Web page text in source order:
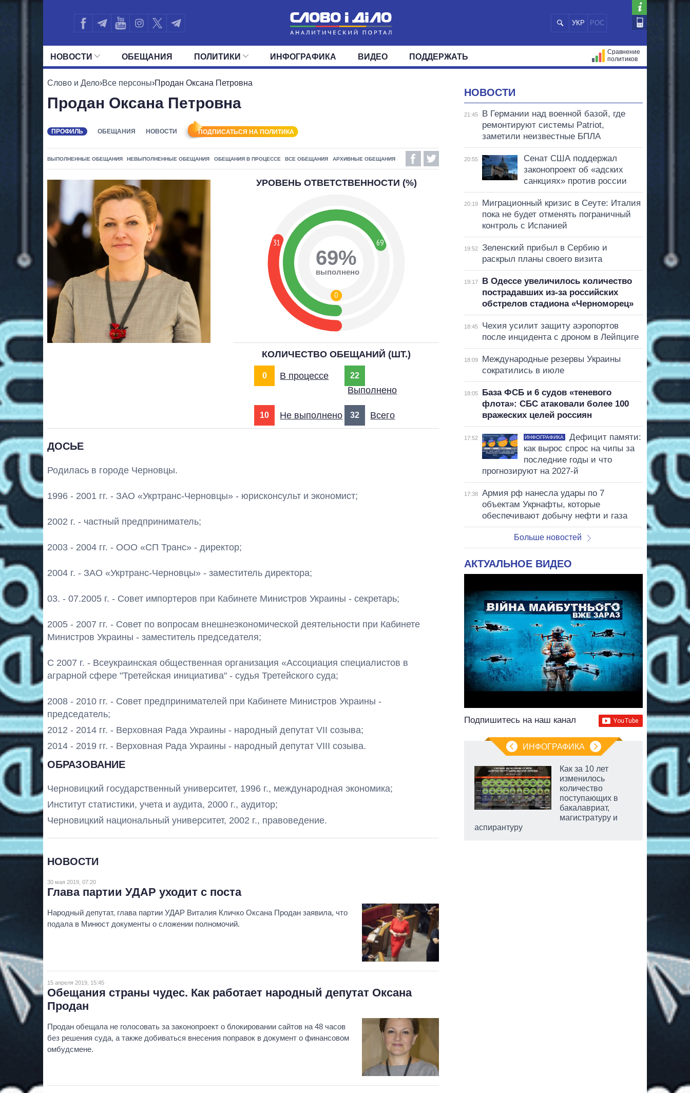
УКР РОС
НОВОСТИ
ЛЕНТА
ОБЕЩАНИЯ ПОЛИТИКИ
ВСЕ ПОЛИТИКИ ПРЕЗИДЕНТ И ОФИС ВЕРХОВНАЯ РАДА
ИНФОГРАФИКА ВИДЕО ПОДДЕРЖАТЬ
Сравнение
политиков
Слово и Дело›Все персоны›Продан Оксана Петровна
Продан Оксана Петровна
ПРОФИЛЬ ОБЕЩАНИЯ НОВОСТИ ПОДПИСАТЬСЯ НА ПОЛИТИКА
ВЫПОЛНЕННЫЕ ОБЕЩАНИЯ НЕВЫПОЛНЕННЫЕ ОБЕЩАНИЯ ОБЕЩАНИЯ В ПРОЦЕССЕ ВСЕ ОБЕЩАНИЯ АРХИВНЫЕ ОБЕЩАНИЯ
ДОСЬЕ
Родилась в городе Черновцы.
1996 - 2001 гг. - ЗАО «Укртранс-Черновцы» - юрисконсульт и экономист;
2002 г. - частный предприниматель;
2003 - 2004 гг. - ООО «СП Транс» - директор;
2004 г. - ЗАО «Укртранс-Черновцы» - заместитель директора;
03. - 07.2005 г. - Совет импортеров при Кабинете Министров Украины - секретарь;
2005 - 2007 гг. - Совет по вопросам внешнеэкономической деятельности при Кабинете
Министров Украины - заместитель председателя;
С 2007 г. - Всеукраинская общественная организация «Ассоциация специалистов в
аграрной сфере "Третейская инициатива" - судья Третейского суда;
2008 - 2010 гг. - Совет предпринимателей при Кабинете Министров Украины -
председатель;
2012 - 2014 гг. - Верховная Рада Украины - народный депутат VII созыва;
2014 - 2019 гг. - Верховная Рада Украины - народный депутат VIII созыва.
ОБРАЗОВАНИЕ
Черновицкий государственный университет, 1996 г., международная экономика;
Институт статистики, учета и аудита, 2000 г., аудитор;
Черновицкий национальный университет, 2002 г., правоведение.
НОВОСТИ
30 мая 2019, 07:20
Глава партии УДАР уходит с поста
Народный депутат, глава партии УДАР Виталия Кличко Оксана Продан заявила, что
подала в Минюст документы о сложении полномочий.
15 апреля 2019, 15:45
Обещания страны чудес. Как работает народный депутат Оксана
Продан
Продан обещала не голосовать за законопроект о блокировании сайтов на 48 часов
без решения суда, а также добиваться внесения поправок в документ о финансовом
омбудсмене.
УРОВЕНЬ ОТВЕТСТВЕННОСТИ (%)
31 69
0
69%
выполнено
КОЛИЧЕСТВО ОБЕЩАНИЙ (ШТ.)
0 В процессе 22
Выполнено
10 Не выполнено 32 Всего
НОВОСТИ
21:45
В Германии над военной базой, где
ремонтируют системы Patriot,
заметили неизвестные БПЛА
20:55
Сенат США поддержал
законопроект об «адских
санкциях» против россии
20:19
Миграционный кризис в Сеуте: Италия
пока не будет отменять пограничный
контроль с Испанией
19:52
Зеленский прибыл в Сербию и
раскрыл планы своего визита
19:17
В Одессе увеличилось количество
пострадавших из-за российских
обстрелов стадиона «Черноморец»
18:45
Чехия усилит защиту аэропортов
после инцидента с дроном в Лейпциге
18:09
Международные резервы Украины
сократились в июле
18:05
База ФСБ и 6 судов «теневого
флота»: СБС атаковали более 100
вражеских целей россиян
17:52 ИНФОГРАФИКА
Дефицит памяти:
как вырос спрос на чипы за
последние годы и что
прогнозируют на 2027-й
17:38
Армия рф нанесла удары по 7
объектам Укрнафты, которые
обеспечивают добычу нефти и газа
Больше новостей
АКТУАЛЬНОЕ ВИДЕО
Подпишитесь на наш канал
ИНФОГРАФИКА
на чипы за
Как за 10 лет
изменилось
количество
поступающих в
бакалавриат,
магистратуру и
аспирантуру